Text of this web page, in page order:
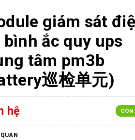
giám sát
bình ắc quy ups
tâm pm3b
巡检单元)
hệ CÒN